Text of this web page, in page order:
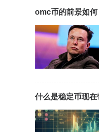
omc币的前景如何
什么是稳定币现在